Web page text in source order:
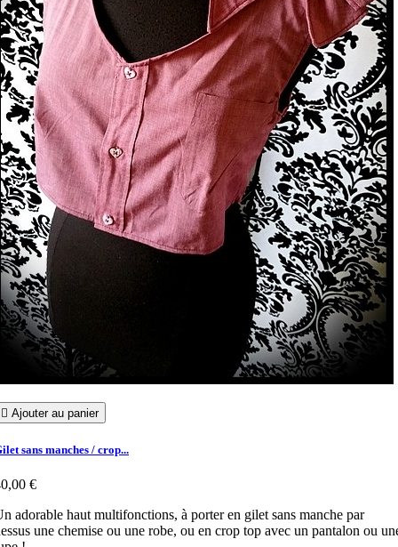
 Ajouter au panier
sans manches / crop...
€
adorable haut multifonctions, à porter en gilet sans manche par
une chemise ou une robe, ou en crop top avec un pantalon ou